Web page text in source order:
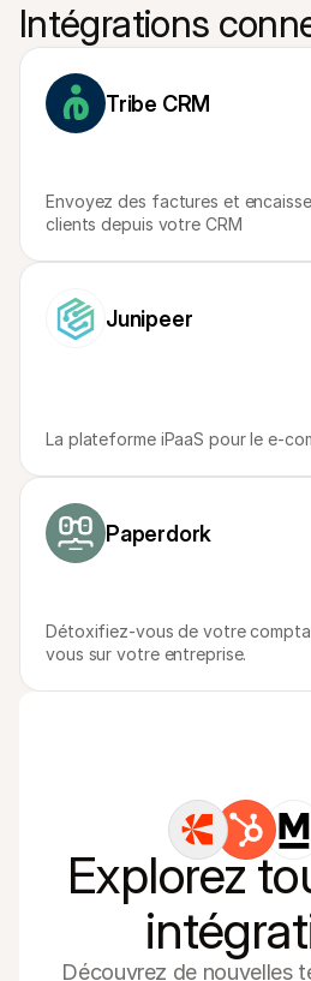
Intégrations
Tribe CRM
Envoyez des factures et
clients depuis votre CRM
Junipeer
La plateforme iPaaS pour le e-
Paperdork
Détoxifiez-vous de votre
vous sur votre entreprise.
Explorez
Découvrez de nouvelles
Contact
Pour les consommateurs
Découvrez pourquoi Mollie figure
Pour les clients Mollie
Contactez notre équipe support
Pour obtenir un devis
Découvrez comment nous